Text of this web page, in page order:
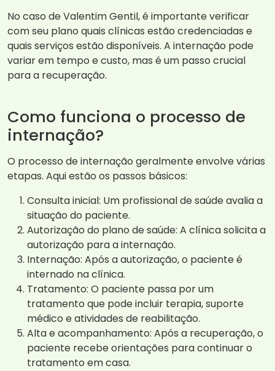
No caso de Valentim Gentil, é importante verificar
com seu plano quais clínicas estão credenciadas e
quais serviços estão disponíveis. A internação pode
variar em tempo e custo, mas é um passo crucial
para a recuperação.
Como funciona o processo de
internação?
O processo de internação geralmente envolve várias
etapas. Aqui estão os passos básicos:
Consulta inicial: Um profissional de saúde avalia a
situação do paciente.
Autorização do plano de saúde: A clínica solicita a
autorização para a internação.
Internação: Após a autorização, o paciente é
internado na clínica.
Tratamento: O paciente passa por um
tratamento que pode incluir terapia, suporte
médico e atividades de reabilitação.
Alta e acompanhamento: Após a recuperação, o
paciente recebe orientações para continuar o
tratamento em casa.